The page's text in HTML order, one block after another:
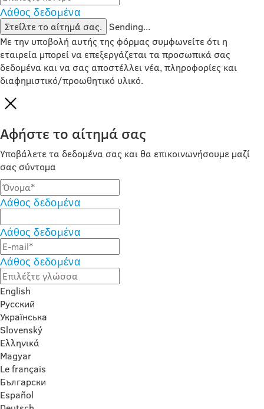
Λάθος δεδομένα
Στείλτε το αίτημά σας.
Sending...
Με την υποβολή αυτής της φόρμας συμφωνείτε ότι η
εταιρεία μπορεί να επεξεργάζεται τα προσωπικά σας
δεδομένα και να σας αποστέλλει νέα, πληροφορίες και
διαφημιστικό/προωθητικό υλικό.
Αφήστε το αίτημά σας
Υποβάλετε τα δεδομένα σας και θα επικοινωνήσουμε μαζί
σας σύντομα
Λάθος δεδομένα
Λάθος δεδομένα
Λάθος δεδομένα
English
Русский
Українська
Slovenský
Ελληνικά
Magyar
Le français
Български
Español